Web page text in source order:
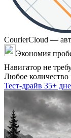
CourierCloud —
Экономия
Навигатор не
Любое
Тест-драйв 35+